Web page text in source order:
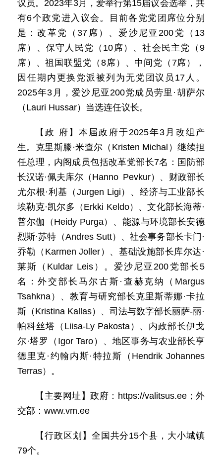
议员。2023年3月，爱举行第15届议会选举，共
有6个政党进入议会。目前各党党团席位分别
是：改革党（37席）、爱沙尼亚200党（13
席）、保守人民党（10席）、社会民主党（9
席）、祖国联盟党（8席）、中间党（7席），
因任期内更换党派被列为无党团议员17人。
2025年3月，爱沙尼亚200党成员劳里·胡萨尔
（Lauri Hussar）当选连任议长。
【政 府】本届政府于2025年3月改组产
生。克里斯滕·米查尔（Kristen Michal）继续担
任总理，内阁成员包括改革党部长7名：国防部
长汉诺·佩夫库尔（Hanno Pevkur）、财政部长
尤尔根·利基（Jurgen Ligi）、经济与工业部长
埃勒克·凯尔多（Erkki Keldo）、文化部长海蒂·
普尔伽（Heidy Purga）、能源与环境部长安德
烈斯·苏特（Andres Sutt）、社会事务部长卡门·
乔勒（Karmen Joller）、基础设施部长库尔达·
莱斯（Kuldar Leis）。爱沙尼亚200党部长5
名：外交部长马尔古斯·查赫克纳（Margus
Tsahkna）、教育与研究部长克里斯蒂娜·卡拉
斯（Kristina Kallas）、司法与数字部长丽萨-丽·
帕科丝塔（Liisa-Ly Pakosta）、内政部长伊戈
尔·塔罗（Igor Taro）、地区事务与农业部长亨
德里克·约翰内斯·特拉斯（Hendrik Johannes
Terras）。
【主要网址】政府：https://valitsus.ee；外
交部：www.vm.ee
【行政区划】全国共分15个县，大小城镇
79个。